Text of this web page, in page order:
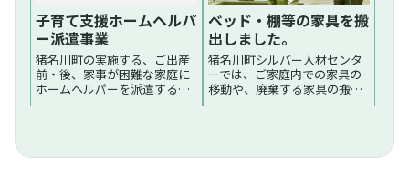
子育て支援ホームヘルパ
ー派遣事業
猪名川町の実施する、ご出産
前・後、家事が困難な家庭に
ホームヘルパーを派遣する事
業に経験豊富な当センター会
は妊産婦（家事が困難であ
ベッド・棚等の家具を搬
出しました。
猪名川町シルバー人材センタ
ーでは、ご家庭内での家具の
移動や、廃棄する家具の搬出
をしております。大きくてご
（一部階段を使用）からベッ